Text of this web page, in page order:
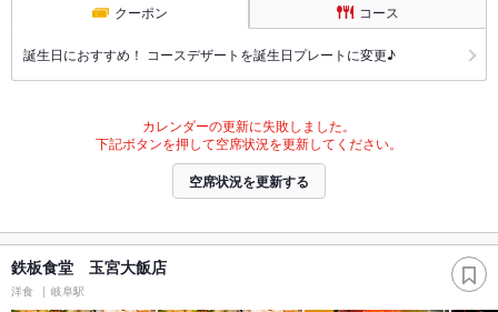
クーポン コース
誕生日におすすめ！ コースデザートを誕生日プレートに変更♪
カレンダーの更新に失敗しました。
下記ボタンを押して空席状況を更新してください。
空席状況を更新する
鉄板食堂 玉宮大飯店
洋食 岐阜駅